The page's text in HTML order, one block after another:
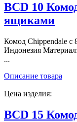
BCD 10
ящиками
Комод Chippendale с
Индонезия
...
Описание товара
Цена изделия:
BCD 15